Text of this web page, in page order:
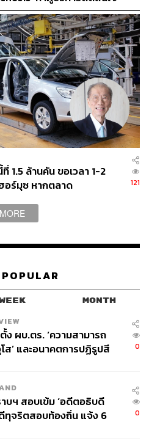
งกัน (Active Safety) คือ ช่วย
เสี่ยง ไม่ให้เกิดอุบัติเหตุบน
ถนน โดยระบบ ADAS จะ
ล็กทรอนิกส์ ได้แก่ ไมโคร
Units: MCU) กล่องอีซียู
และอุปกรณ์สารกึ่งตัวนำ
เพื่อเสริมสร้าง
างเป็นระบบ การทำงานของ
นการช่วยลดข้อผิดพลาดที่เกิดขึ้น
ป็นสาเหตุหลักในการเกิด
งความั่นใจและปลอดภัยให้
บบต่างๆ ช่วยควบคุมการขับ
รณ์ที่มีความเสี่ยงในการเกิด
ตุที่อาจเกิดจากมุมอับสายตา
บบการทำงานด้วยการใช้
ราจรด้านข้างและด้านหลังของ
หากมีวัตถุหรือสิ่งกีดขวาง
หรือไฟกะพริบที่มุมสามเหลี่ยม
อกาสการชนหรือเกิดอุบัติเหตุ
Assist) ระบบนี้จะช่วยเตือน
อย่างรวดเร็วหลังจากที่เปิดไฟ
ยตา BSD (Blind Spot
าณไฟเตือน หากมีรถที่อยู่ใน
1.5 ล้านคัน ขอเวลา 1-2
อร์มุซ หากตลาด
121
MORE
MONTH
ง ผบ.ตร. ‘ความสามารถ
ส’ และอนาคตการปฏิรูปสี
0
บฯ สอบเข้ม ‘อดีตอธิบดี
ทุจริตสอบท้องถิ่น แจ้ง 6
0